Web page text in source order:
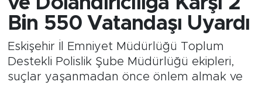
Bin 550 Vatandaşı Uyardı
Eskişehir İl Emniyet Müdürlüğü Toplum
Destekli Polislik Şube Müdürlüğü ekipleri,
suçlar yaşanmadan önce önlem almak ve
Spor
Ekonomi
Süper Lig Puan Durumu ve Fikstür
Son Dakika Haberleri